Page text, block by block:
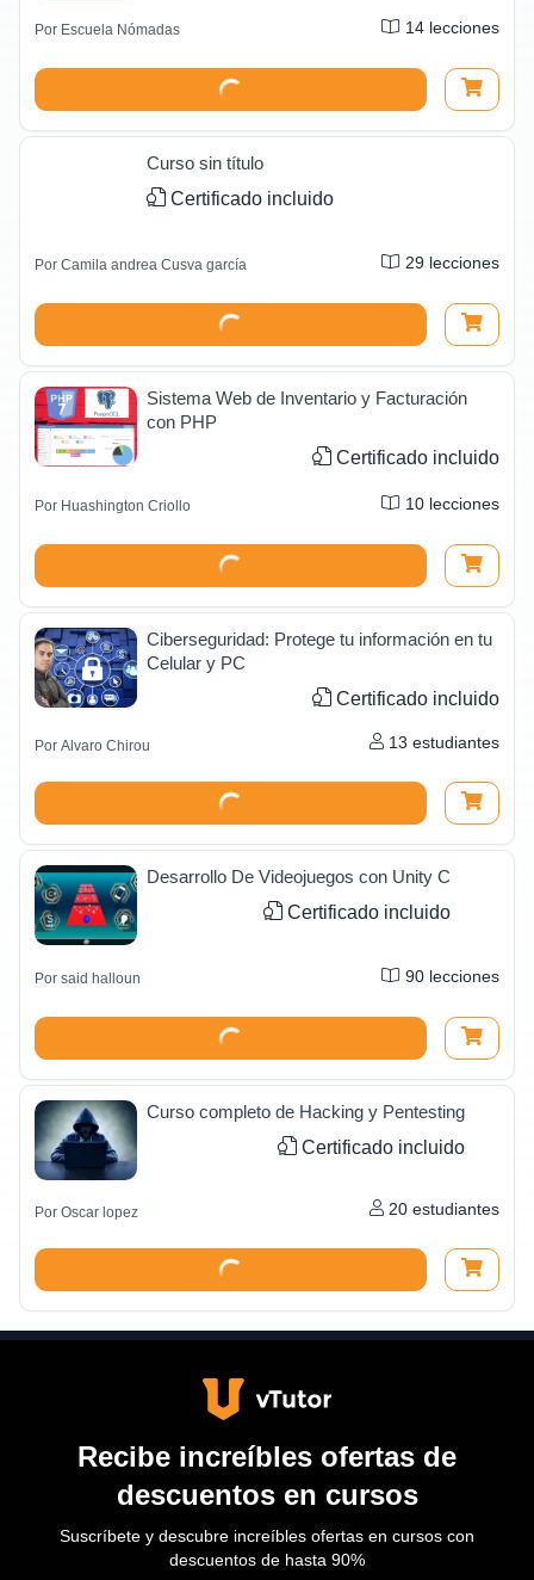
Por Escuela Nómadas 14 lecciones
Curso sin título
Certificado incluido
Por Camila andrea Cusva garcía 29 lecciones
Sistema Web de Inventario y Facturación
con PHP
Certificado incluido
Por Huashington Criollo 10 lecciones
Ciberseguridad: Protege tu información en tu
Celular y PC
Certificado incluido
Por Alvaro Chirou 13 estudiantes
Desarrollo De Videojuegos con Unity C
Certificado incluido
Por said halloun 90 lecciones
Curso completo de Hacking y Pentesting
Certificado incluido
Por Oscar lopez 20 estudiantes
Recibe increíbles ofertas de
descuentos en cursos
Suscríbete y descubre increíbles ofertas en cursos con
descuentos de hasta 90%